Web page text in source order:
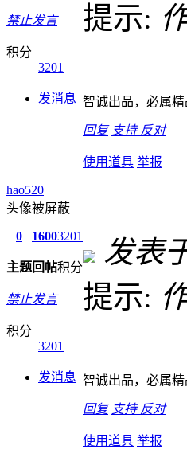
禁止发言
积分
3201
发消息
提示:
智诚出品，必属精
回复 支持 反对
使用道具 举报
hao520
头像被屏蔽
0
主题
1600
回帖
3201
积分
禁止发言
积分
3201
发消息
发表
提示:
智诚出品，必属精
回复 支持 反对
使用道具 举报